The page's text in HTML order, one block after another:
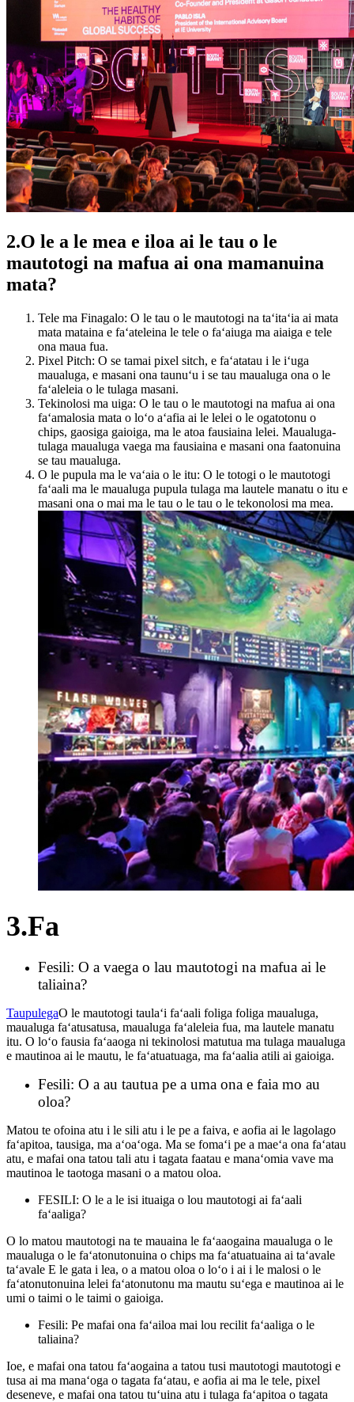
2.O le a le mea e iloa ai le tau o le
mautotogi na mafua ai ona mamanuina
mata?
Tele ma Finagalo: O le tau o le mautotogi na taʻitaʻia ai mata
mata mataina e faʻateleina le tele o faʻaiuga ma aiaiga e tele
ona maua fua.
Pixel Pitch: O se tamai pixel sitch, e faʻatatau i le iʻuga
maualuga, e masani ona taunuʻu i se tau maualuga ona o le
faʻaleleia o le tulaga masani.
Tekinolosi ma uiga: O le tau o le mautotogi na mafua ai ona
faʻamalosia mata o loʻo aʻafia ai le lelei o le ogatotonu o
chips, gaosiga gaioiga, ma le atoa fausiaina lelei. Maualuga-
tulaga maualuga vaega ma fausiaina e masani ona faatonuina
se tau maualuga.
O le pupula ma le vaʻaia o le itu: O le totogi o le mautotogi
faʻaali ma le maualuga pupula tulaga ma lautele manatu o itu e
masani ona o mai ma le tau o le tau o le tekonolosi ma mea.
3.Fa
Fesili: O a vaega o lau mautotogi na mafua ai le
taliaina?
TaupulegaO le mautotogi taulaʻi faʻaali foliga foliga maualuga,
maualuga faʻatusatusa, maualuga faʻaleleia fua, ma lautele manatu
itu. O loʻo fausia faʻaaoga ni tekinolosi matutua ma tulaga maualuga
e mautinoa ai le mautu, le faʻatuatuaga, ma faʻaalia atili ai gaioiga.
Fesili: O a au tautua pe a uma ona e faia mo au
oloa?
Matou te ofoina atu i le sili atu i le pe a faiva, e aofia ai le lagolago
faʻapitoa, tausiga, ma aʻoaʻoga. Ma se fomaʻi pe a maeʻa ona faʻatau
atu, e mafai ona tatou tali atu i tagata faatau e manaʻomia vave ma
mautinoa le taotoga masani o a matou oloa.
FESILI: O le a le isi ituaiga o lou mautotogi ai faʻaali
faʻaaliga?
O lo matou mautotogi na te mauaina le faʻaaogaina maualuga o le
maualuga o le faʻatonutonuina o chips ma faʻatuatuaina ai taʻavale
taʻavale E le gata i lea, o a matou oloa o loʻo i ai i le malosi o le
faʻatonutonuina lelei faʻatonutonu ma mautu suʻega e mautinoa ai le
umi o taimi o le taimi o gaioiga.
Fesili: Pe mafai ona faʻailoa mai lou recilit faʻaaliga o le
taliaina?
Ioe, e mafai ona tatou faʻaogaina a tatou tusi mautotogi mautotogi e
tusa ai ma manaʻoga o tagata faʻatau, e aofia ai ma le tele, pixel
deseneve, e mafai ona tatou tuʻuina atu i tulaga faʻapitoa o tagata